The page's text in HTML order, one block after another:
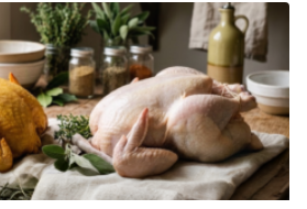
CD34+ Cells in Young Adults.Cell
journals.sagepub.com/
S., Meier, P., Sibbritt, D., & Zaslawski,
of Twelve Weeks of Tai Chi Practice
But Healthy People Compared to
Groups-A Randomized Controlled
Psychology. 74. (1), 83–92.